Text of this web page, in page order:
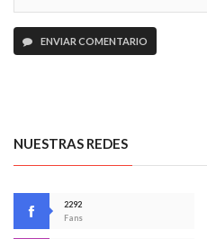
ENVIAR COMENTARIO
NUESTRAS REDES
2292
Fans